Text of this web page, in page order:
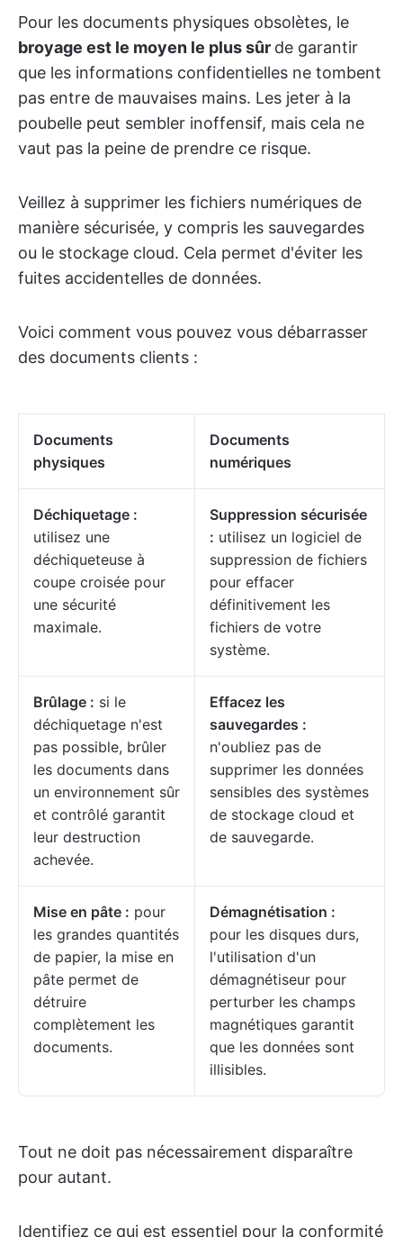
Pour les documents physiques obsolètes, le
broyage est le moyen le plus sûr de garantir
que les informations confidentielles ne tombent
pas entre de mauvaises mains. Les jeter à la
poubelle peut sembler inoffensif, mais cela ne
vaut pas la peine de prendre ce risque.
Veillez à supprimer les fichiers numériques de
manière sécurisée, y compris les sauvegardes
ou le stockage cloud. Cela permet d'éviter les
fuites accidentelles de données.
Voici comment vous pouvez vous débarrasser
des documents clients :
Documents
physiques
Documents
numériques
Déchiquetage :
utilisez une
déchiqueteuse à
coupe croisée pour
une sécurité
maximale.
Suppression sécurisée
: utilisez un logiciel de
suppression de fichiers
pour effacer
définitivement les
fichiers de votre
système.
Brûlage : si le
déchiquetage n'est
pas possible, brûler
les documents dans
un environnement sûr
et contrôlé garantit
leur destruction
achevée.
Effacez les
sauvegardes :
n'oubliez pas de
supprimer les données
sensibles des systèmes
de stockage cloud et
de sauvegarde.
Mise en pâte : pour
les grandes quantités
de papier, la mise en
pâte permet de
détruire
complètement les
documents.
Démagnétisation :
pour les disques durs,
l'utilisation d'un
démagnétiseur pour
perturber les champs
magnétiques garantit
que les données sont
illisibles.
Tout ne doit pas nécessairement disparaître
pour autant.
Identifiez ce qui est essentiel pour la conformité